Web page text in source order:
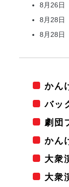
8月26日
8月28日
8月28日
かん
バッ
劇団
かん
大衆
大衆